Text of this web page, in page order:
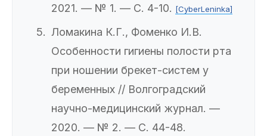
2021. — № 1. — С. 4-10. [CyberLeninka]
Ломакина К.Г., Фоменко И.В.
Особенности гигиены полости рта
при ношении брекет-систем у
беременных // Волгоградский
научно-медицинский журнал. —
2020. — № 2. — С. 44-48.